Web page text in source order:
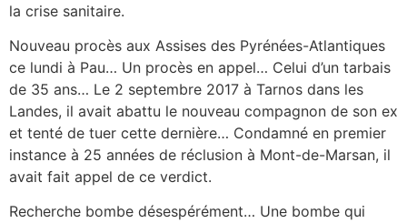
la crise sanitaire.
Nouveau procès aux Assises des Pyrénées-Atlantiques
ce lundi à Pau… Un procès en appel… Celui d’un tarbais
de 35 ans… Le 2 septembre 2017 à Tarnos dans les
Landes, il avait abattu le nouveau compagnon de son ex
et tenté de tuer cette dernière… Condamné en premier
instance à 25 années de réclusion à Mont-de-Marsan, il
avait fait appel de ce verdict.
Recherche bombe désespérément… Une bombe qui